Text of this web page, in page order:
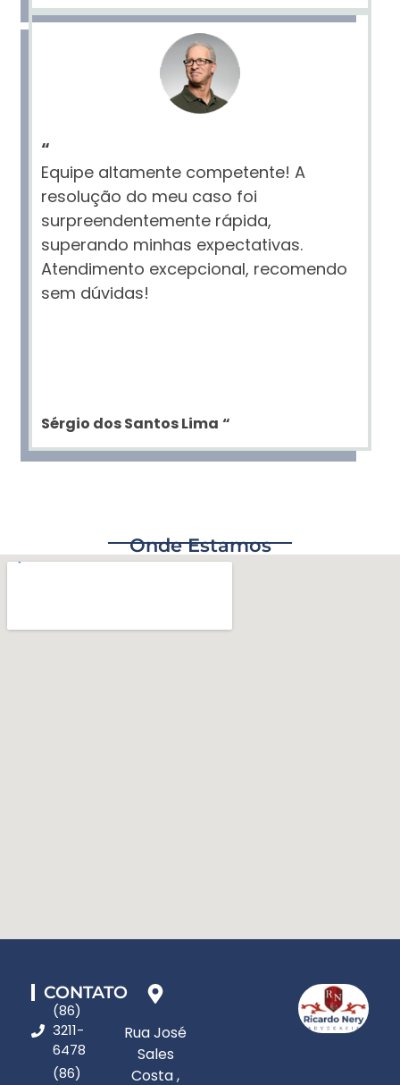
“
Equipe altamente competente! A
resolução do meu caso foi
surpreendentemente rápida,
superando minhas expectativas.
Atendimento excepcional, recomendo
sem dúvidas!
Sérgio dos Santos Lima “
Onde Estamos
(86)
3211-
6478
(86)
CONTATO
Rua José
Sales
Costa ,